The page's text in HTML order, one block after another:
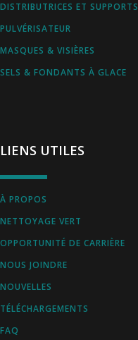
DISTRIBUTRICES ET SUPPORTS
PULVÉRISATEUR
MASQUES & VISIÈRES
SELS & FONDANTS À GLACE
LIENS UTILES
À PROPOS
NETTOYAGE VERT
OPPORTUNITÉ DE CARRIÈRE
NOUS JOINDRE
NOUVELLES
TÉLÉCHARGEMENTS
FAQ